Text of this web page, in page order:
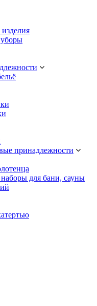
принадлежности
для бани, сауны